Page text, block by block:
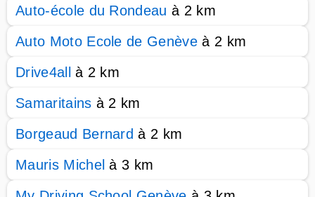
Auto-école du Rondeau à 2 km
Auto Moto Ecole de Genève à 2 km
Drive4allà 2 km
Samaritains à 2 km
Borgeaud Bernard à 2 km
Mauris Michel à 3 km